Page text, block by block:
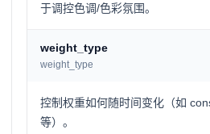
于调控色调/色彩氛围。
weight_type
weight_type
控制权重如何随时间变化（如
等）。